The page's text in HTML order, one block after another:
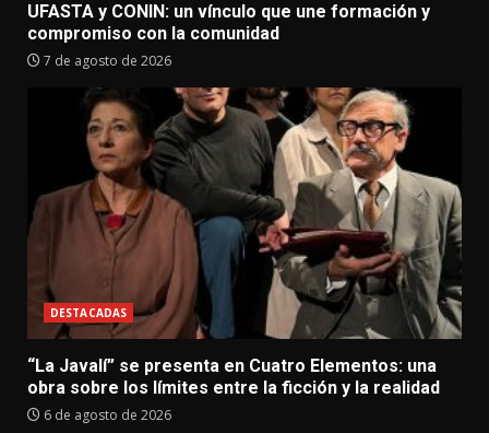
UFASTA y CONIN: un vínculo que une formación y
compromiso con la comunidad
7 de agosto de 2026
DESTACADAS
“La Javalí” se presenta en Cuatro Elementos: una
obra sobre los límites entre la ficción y la realidad
6 de agosto de 2026